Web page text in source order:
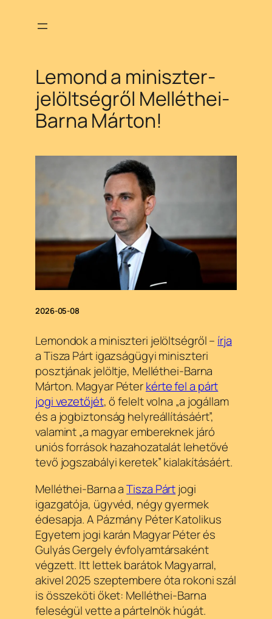
Lemond a miniszter-
jelöltségről Melléthei-
Barna Márton!
2026-05-08
Lemondok a miniszteri jelöltségről – írja
a Tisza Párt igazságügyi miniszteri
posztjának jelöltje, Melléthei-Barna
Márton. Magyar Péterkérte fel a párt
jogi vezetőjét, ő felelt volna „a jogállam
és a jogbiztonság helyreállításáért”,
valamint „a magyar embereknek járó
uniós források hazahozatalát lehetővé
tevő jogszabályi keretek” kialakításáért.
Melléthei-Barna aTisza Pártjogi
igazgatója, ügyvéd, négy gyermek
édesapja. A Pázmány Péter Katolikus
Egyetem jogi karán Magyar Péter és
Gulyás Gergely évfolyamtársaként
végzett. Itt lettek barátok Magyarral,
akivel 2025 szeptembere óta rokoni szál
is összeköti őket: Melléthei-Barna
feleségül vette a pártelnök húgát.